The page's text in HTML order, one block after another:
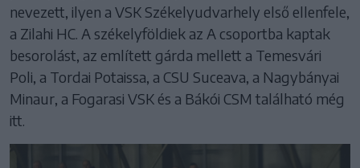
nevezett, ilyen a VSK Székelyudvarhely első ellenfele,
a Zilahi HC. A székelyföldiek az A csoportba kaptak
besorolást, az említett gárda mellett a Temesvári
Poli, a Tordai Potaissa, a CSU Suceava, a Nagybányai
Minaur, a Fogarasi VSK és a Bákói CSM található még
itt.